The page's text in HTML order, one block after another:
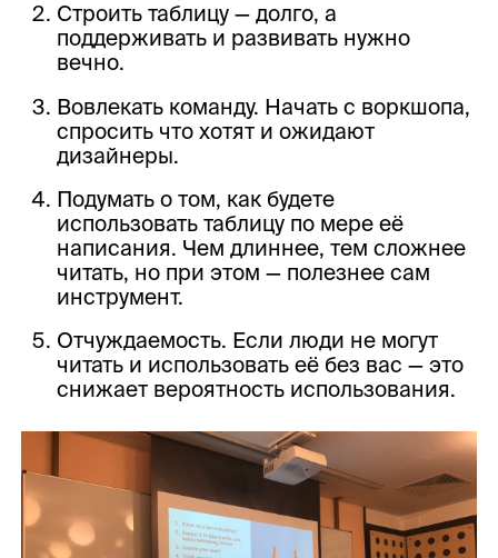
Строить таблицу — долго, а
поддерживать и развивать нужно
вечно.
Вовлекать команду. Начать с воркшопа,
спросить что хотят и ожидают
дизайнеры.
Подумать о том, как будете
использовать таблицу по мере её
написания. Чем длиннее, тем сложнее
читать, но при этом — полезнее сам
инструмент.
Отчуждаемость. Если люди не могут
читать и использовать её без вас — это
снижает вероятность использования.